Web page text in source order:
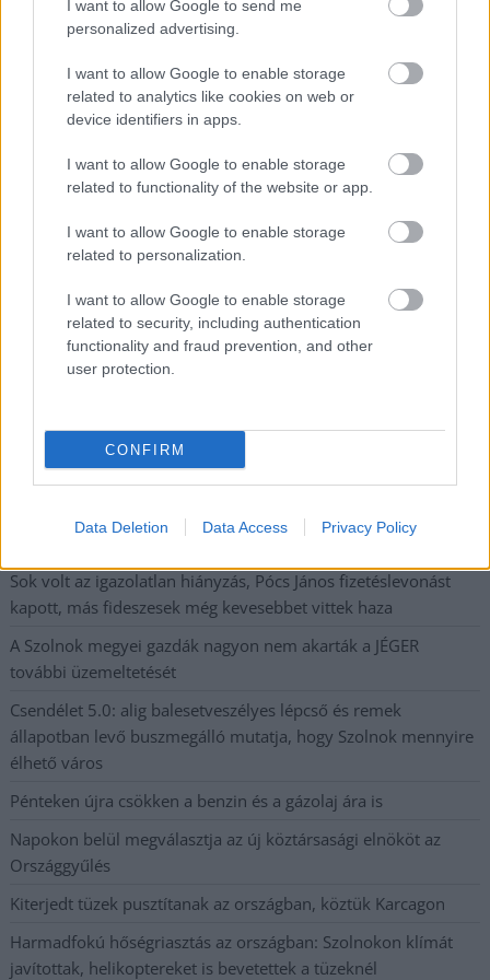
I want to allow Google to send me
personalized advertising.
I want to allow Google to enable storage
related to analytics like cookies on web or
device identifiers in apps.
I want to allow Google to enable storage
related to functionality of the website or app.
I want to allow Google to enable storage
related to personalization.
I want to allow Google to enable storage
related to security, including authentication
functionality and fraud prevention, and other
user protection.
CONFIRM
Data Deletion Data Access Privacy Policy
Elromlott a biztosítóberendezés a ceglédi vasútvonalon,
alapos késések alakultak ki a menetrendhez képest,
kimaradás is előfordult
Ön szerint hogy készül a hamisítatlan szolnoki habos isler?
Országos ellenőrzés indult a hazai akkumulátoripari
üzemekben
Az idei év leglassabb növekedését hozta a június a
kiskereskedelemben
Györfi Mihály több tucat vállalkozással egyeztetett a
kerékpárgyár dolgozóinak megsegítéséről
41 fok fölé forrósodott az ország, Szolnokon pedig egy másik
Egy telefonhívást akart, végül rendőrök vitték el a mezőtúri
A Tisza kormány minisztere újabb nagy változásokról döntött
a közoktatásban – például az iskolaigazgatók visszakapják
Sok volt az igazolatlan hiányzás, Pócs János fizetéslevonást
kapott, más fideszesek még kevesebbet vittek haza
A Szolnok megyei gazdák nagyon nem akarták a JÉGER
további üzemeltetését
Csendélet 5.0: alig balesetveszélyes lépcső és remek
állapotban levő buszmegálló mutatja, hogy Szolnok mennyire
élhető város
Pénteken újra csökken a benzin és a gázolaj ára is
Napokon belül megválasztja az új köztársasági elnököt az
Országgyűlés
Kiterjedt tüzek pusztítanak az országban, köztük Karcagon
Harmadfokú hőségriasztás az országban: Szolnokon klímát
javítottak, helikoptereket is bevetettek a tüzeknél